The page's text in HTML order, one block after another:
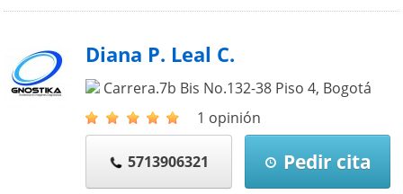
Diana P. Leal C.
Carrera.7b Bis No.132-38 Piso 4, Bogotá
1 opinión
5713906321 Pedir cita